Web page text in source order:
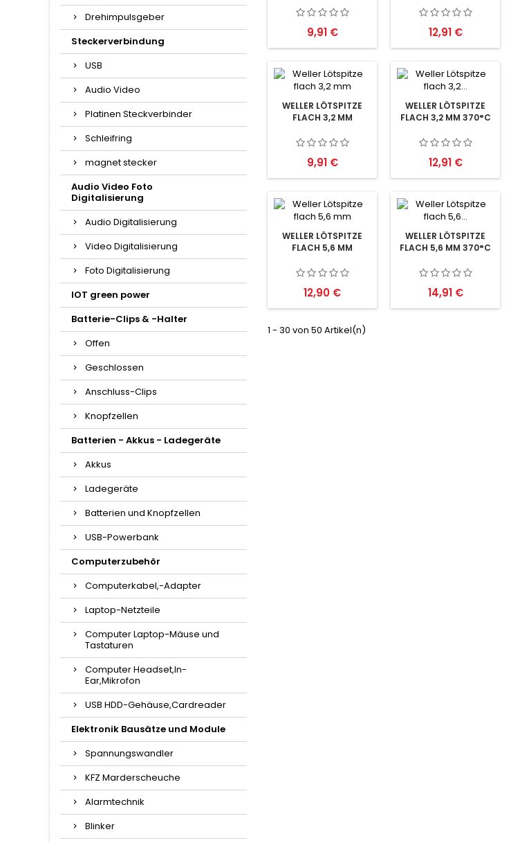
Drehimpulsgeber
Steckerverbindung
USB
Audio Video
Platinen Steckverbinder
Schleifring
magnet stecker
Audio Video Foto
Digitalisierung
Audio Digitalisierung
Video Digitalisierung
Foto Digitalisierung
IOT green power
Batterie-Clips & -Halter
Offen
Geschlossen
Anschluss-Clips
Knopfzellen
Batterien - Akkus - Ladegeräte
Akkus
Ladegeräte
Batterien und Knopfzellen
USB-Powerbank
Computerzubehör
Computerkabel,-Adapter
Laptop-Netzteile
Computer Laptop-Mäuse und
Tastaturen
Computer Headset,In-
Ear,Mikrofon
USB HDD-Gehäuse,Cardreader
Elektronik Bausätze und Module
Spannungswandler
KFZ Marderscheuche
Alarmtechnik
Blinker
Preis
9,91 € Preis
12,91 €
WELLER LÖTSPITZE
FLACH 3,2 MM
Preis
9,91 €
WELLER LÖTSPITZE
FLACH 3,2 MM 370°C
Preis
12,91 €
WELLER LÖTSPITZE
FLACH 5,6 MM
Preis
12,90 €
WELLER LÖTSPITZE
FLACH 5,6 MM 370°C
Preis
14,91 €
1 - 30 von 50 Artikel(n)